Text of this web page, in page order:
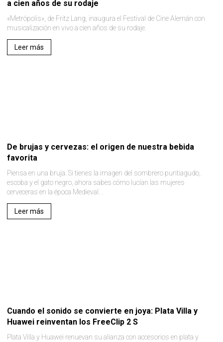
a cien años de su rodaje
«Metrópolis», de Fritz Lang, inaugura el Festival de Cine Alemán con
musicalización en vivo a cien años de su rodaje.
Leer más
De brujas y cervezas: el origen de nuestra bebida
favorita
Piensa en una bruja. Si tienes la imagen del sombrero puntiagudo,
escoba y el gato negro, ahora sabes cómo lucían las mujeres
cerveceras en la época Medieval. .
Leer más
Cuando el sonido se convierte en joya: Plata Villa y
Huawei reinventan los FreeClip 2 S
Plata Villa y Huawei renuevan su alianza con accesorios en plata y